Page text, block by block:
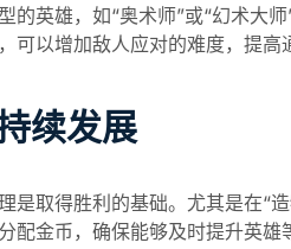
英雄，如“奥术师”或“幻术大
以增加敌人应对的难度，提高
续发展
是取得胜利的基础。尤其是在“
配金币，确保能够及时提升英雄